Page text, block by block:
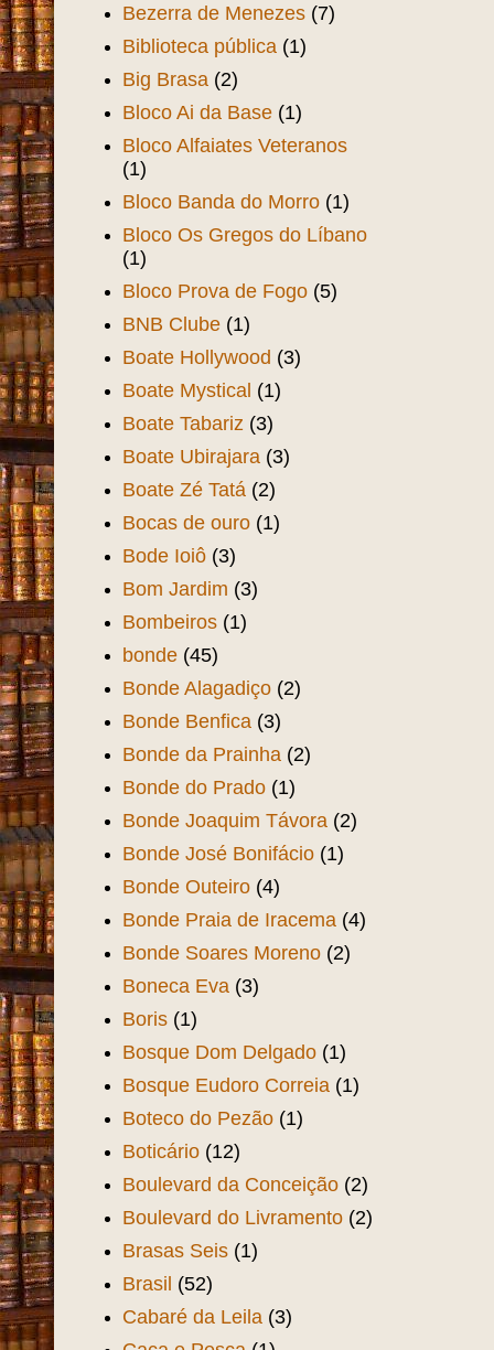
Bezerra de Menezes (7)
Biblioteca pública (1)
Big Brasa (2)
Bloco Ai da Base (1)
Bloco Alfaiates Veteranos
(1)
Bloco Banda do Morro (1)
Bloco Os Gregos do Líbano
(1)
Bloco Prova de Fogo (5)
BNB Clube (1)
Boate Hollywood (3)
Boate Mystical (1)
Boate Tabariz (3)
Boate Ubirajara (3)
Boate Zé Tatá (2)
Bocas de ouro (1)
Bode Ioiô (3)
Bom Jardim (3)
Bombeiros (1)
bonde (45)
Bonde Alagadiço (2)
Bonde Benfica (3)
Bonde da Prainha (2)
Bonde do Prado (1)
Bonde Joaquim Távora (2)
Bonde José Bonifácio (1)
Bonde Outeiro (4)
Bonde Praia de Iracema (4)
Bonde Soares Moreno (2)
Boneca Eva (3)
Boris (1)
Bosque Dom Delgado (1)
Bosque Eudoro Correia (1)
Boteco do Pezão (1)
Boticário (12)
Boulevard da Conceição (2)
Boulevard do Livramento (2)
Brasas Seis (1)
Brasil (52)
Cabaré da Leila (3)